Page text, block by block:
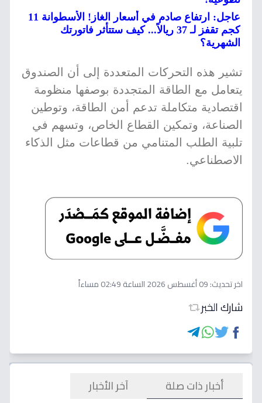
عاجل: ارتفاع صادم في أسعار الغاز! الأسطوانة 11
كجم تقفز لـ 37 ريالاً... كيف ستتأثر فاتورتك
الشهرية؟
تشير هذه التحركات المتعددة إلى أن الصندوق
يتعامل مع الطاقة المتجددة بوصفها منظومة
اقتصادية متكاملة تدعم أمن الطاقة، وتوطين
الصناعة، وتمكين القطاع الخاص، وتسهم في
تلبية الطلب المتنامي من قطاعات مثل الذكاء
الاصطناعي.
اخر تحديث:09 أغسطس 2026 الساعة 02:49 مساءاً
شارك الخبر
أخبار ذات صلة آخر الأخبار